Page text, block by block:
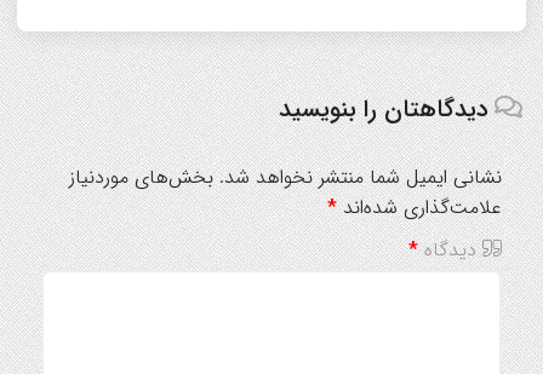
دیدگاهتان را بنویسید
نشانی ایمیل شما منتشر نخواهد شد. بخش‌های موردنیاز
علامت‌گذاری شده‌اند*
دیدگاه*